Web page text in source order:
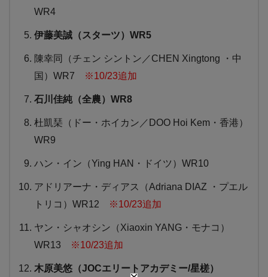
WR4
伊藤美誠（スターツ）WR5
陳幸同（チェン シントン／CHEN Xingtong ・中
国）WR7
※10/23追加
石川佳純（全農）WR8
杜凱琹（ドー・ホイカン／DOO Hoi Kem・香港）
WR9
ハン・イン（Ying HAN・ドイツ）WR10
アドリアーナ・ディアス（Adriana DIAZ ・プエル
トリコ）WR12
※10/23追加
ヤン・シャオシン（Xiaoxin YANG・モナコ）
WR13
※10/23追加
木原美悠（JOCエリートアカデミー/星槎）